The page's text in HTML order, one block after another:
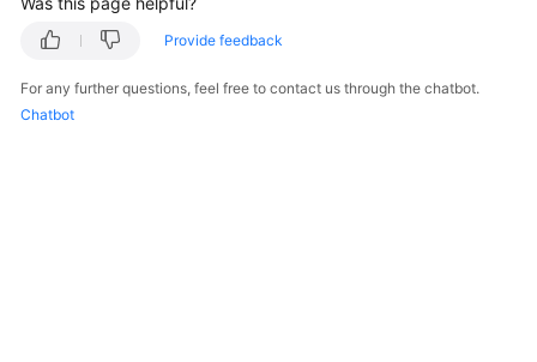
Guide
Practices
Provide feedback
For any further questions, feel free to contact us through the chatbot.
Chatbot